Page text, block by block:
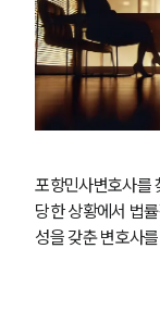
포항민사변호사를
당한 상황에서 법
성을 갖춘 변호사